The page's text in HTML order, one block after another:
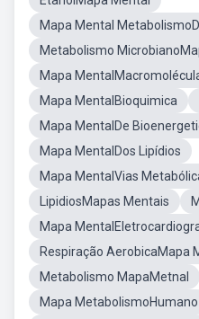
Mapa Mental
Metabolismo
Mapa
Mapa MentalBioquimica
Mapa MentalDe
Mapa MentalDos Lipídios
Mapa MentalVias
LipidiosMapas Mentais
Mapa
Respiração AerobicaMapa
Metabolismo MapaMetnal
Mapa MetabolismoHumano